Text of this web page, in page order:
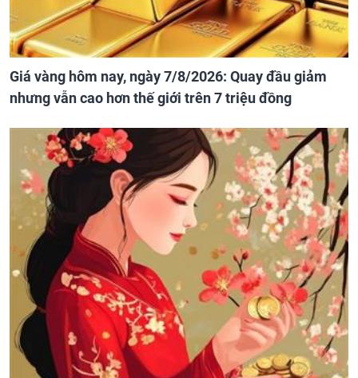
Giá vàng hôm nay, ngày 7/8/2026: Quay đầu giảm
nhưng vẫn cao hơn thế giới trên 7 triệu đồng